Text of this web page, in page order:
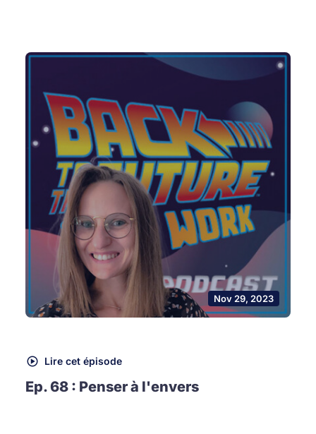
Nov 29, 2023
Lire cet épisode
Ep. 68 : Penser à l'envers